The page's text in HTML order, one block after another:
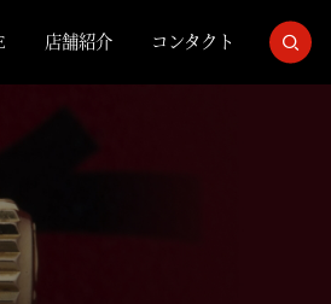
店舗紹介 コンタクト